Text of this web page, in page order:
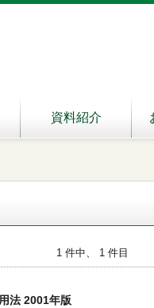
資料紹介
1 件中、 1 件目
法 2001年版